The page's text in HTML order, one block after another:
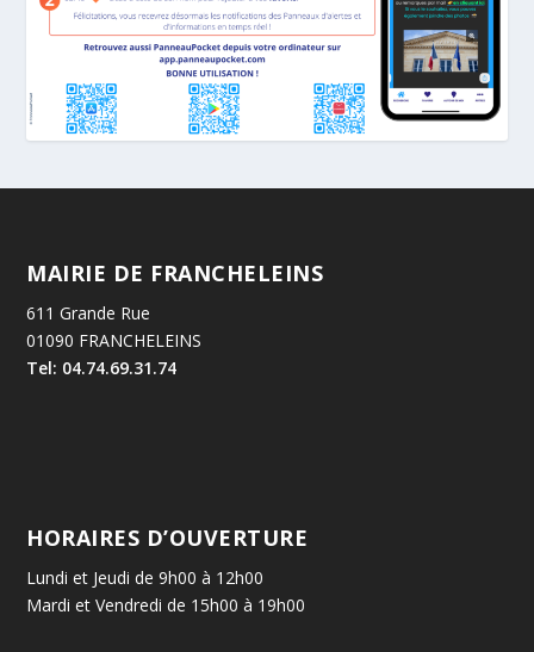
MAIRIE DE FRANCHELEINS
611 Grande Rue
01090 FRANCHELEINS
Tel: 04.74.69.31.74
HORAIRES D’OUVERTURE
Lundi et Jeudi de 9h00 à 12h00
Mardi et Vendredi de 15h00 à 19h00